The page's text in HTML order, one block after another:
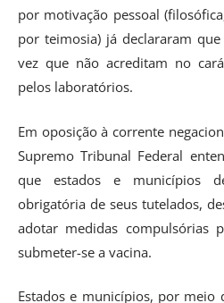
por motivação pessoal
por teimosia) já declararam
vez que não acreditam no
pelos laboratórios.
Em oposição à corrente
Supremo Tribunal Federal
que estados e municípios
obrigatória de seus tutelados,
adotar medidas compulsórias
submeter-se a vacina.
Estados e municípios, por meio